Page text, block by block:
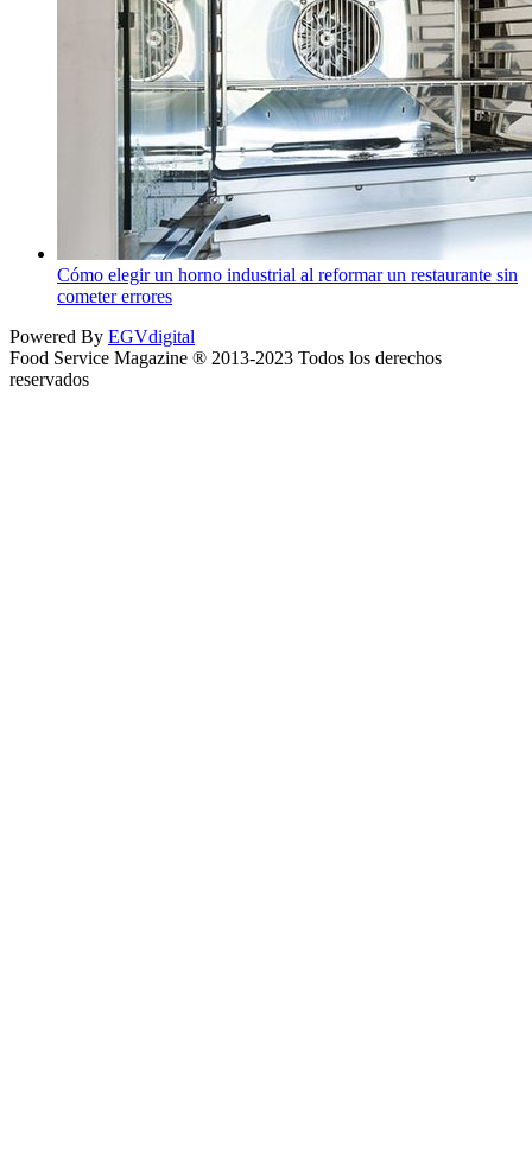
Cómo elegir un horno industrial al reformar un restaurante sin
cometer errores
Powered By EGVdigital
Food Service Magazine ® 2013-2023 Todos los derechos
reservados